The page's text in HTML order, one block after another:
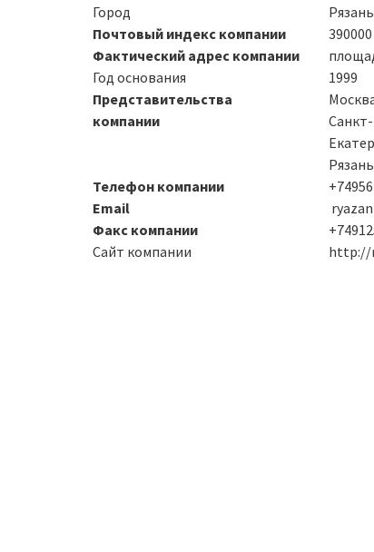
Город
Рязань
Почтовый индекс компании
390000
Фактический адрес компании
Год основания
1999
Представительства
компании
Рязань
Телефон компании
Email
Факс компании
Сайт компании
http://